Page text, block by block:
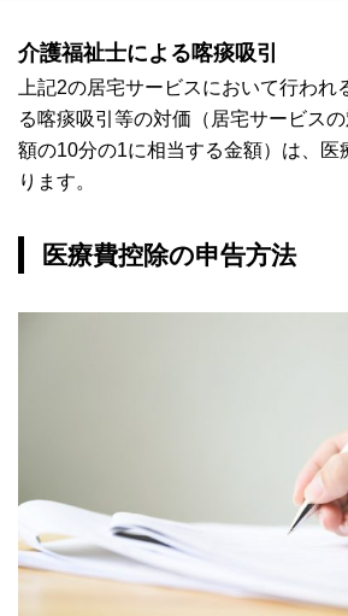
介護福祉士による喀痰吸引
上記2の居宅サービスにおいて行われ
る喀痰吸引等の対価（居宅サービス
額の10分の1に相当する金額）は、医
ります。
医療費控除の申告方法